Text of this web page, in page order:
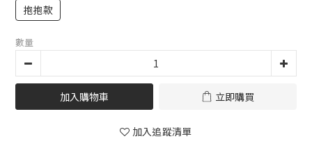
抱抱款
數量
加入購物車 立即購買
加入追蹤清單